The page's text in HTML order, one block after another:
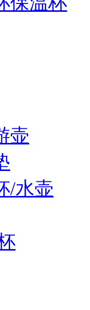
壶
/水壶